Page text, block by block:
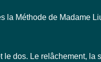
la Méthode de Madame
dos. Le relâchement, la